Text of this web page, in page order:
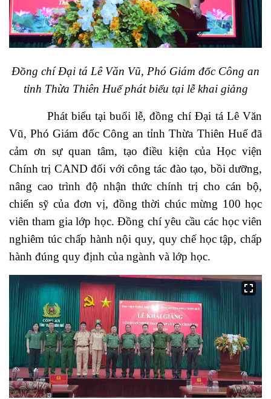
Đồng chíĐại tá Lê Văn Vũ, Phó Giám đốc Công an
tỉnh Thừa Thiên Huếphát biểu tại lễ khai giảng
Phát biểu tại buổi lễ, đồng chíĐại tá Lê Văn
Vũ, Phó Giám đốc Công an tỉnh Thừa Thiên Huế đã
cảm ơn sự quan tâm, tạo điều kiện của Học viện
Chính trị CAND đối với công tác đào tạo, bồi dưỡng,
nâng cao trình độ nhận thức chính trị cho cán bộ,
chiến sỹ của đơn vị, đồng thời chúc mừng 100 học
viên tham gia lớp học. Đồng chí yêu cầu các học viên
nghiêm túc chấp hành nội quy, quy chế học tập, chấp
hành đúng quy định của ngành và lớp học.